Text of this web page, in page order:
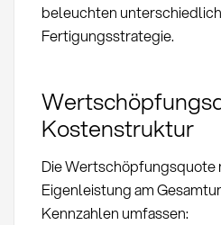
beleuchten
Fertigungsstrategie.
Kostenstruktur
Die Wertschöpfungsquote
Eigenleistung am
Kennzahlen umfassen: